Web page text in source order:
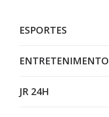
ESPORTES
ENTRETENIMENTO
JR 24H